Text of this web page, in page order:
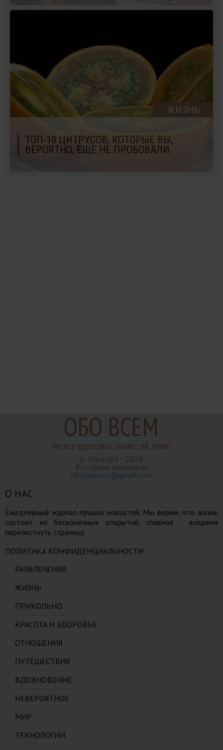
ЖИЗНЬ
ТОП-10 ЦИТРУСОВ, КОТОРЫЕ ВЫ,
ВЕРОЯТНО, ЕЩЕ НЕ ПРОБОВАЛИ
ОБО ВСЕМ
Не все взрослые знают об этом!
© Copyright - 2026.
Все права защищены
obovsem.cc@gmail.com
О НАС
Ежедневный журнал лучших новостей. Мы верим, что жизнь
состоит из бесконечных открытий, главное - вовремя
перелистнуть страницу.
ПОЛИТИКА КОНФИДЕНЦИАЛЬНОСТИ
РАЗВЛЕЧЕНИЯ
ЖИЗНЬ
ПРИКОЛЬНО
КРАСОТА И ЗДОРОВЬЕ
ОТНОШЕНИЯ
ПУТЕШЕСТВИЯ
ВДОХНОВЕНИЕ
НЕВЕРОЯТНОЕ
МИР
ТЕХНОЛОГИИ